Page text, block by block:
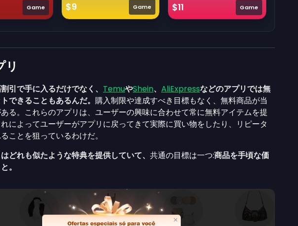
Game $9 Game $11 Game
リ
引で手に入るだけでなく、 TemuやShein、 AliExpressなどのアプリでは無
できることもあるんだ。 購入制限や達成すべき目標もなく、無料商品が当
る。これらのアプリは、ユーザーの興味に合わせて常に無料アイテムを提
によってユーザーがアプリに戻ってきて実際に買い物をしたり、リピータ
ことを狙っているわけだ。
どれも似たような特典を提供していて、 共通の目標は一つ:商品を手頃な価
。